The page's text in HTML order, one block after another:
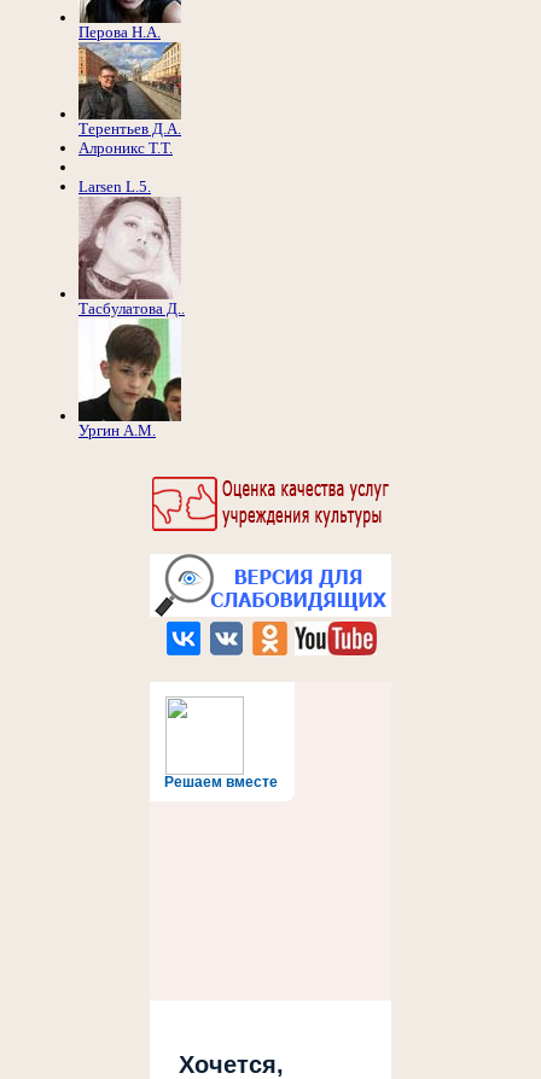
Решаем вместе
Хочется,
Перова Н.А.
Терентьев Д.А.
Алроникс Т.Т.
Larsen L.5.
Тасбулатова Д..
Ургин А.М.